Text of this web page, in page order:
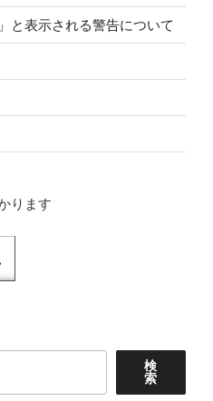
と表示される警告について
ります
検
索